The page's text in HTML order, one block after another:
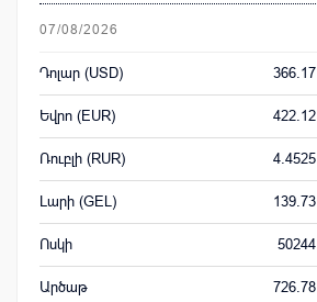
07/08/2026
Դոլար (USD) 366.17
Եվրո (EUR) 422.12
Ռուբլի (RUR) 4.4525
Լարի (GEL) 139.73
Ոսկի 50244
Արծաթ 726.78